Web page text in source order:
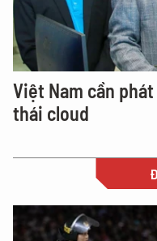
Việt Nam cần
thái cloud